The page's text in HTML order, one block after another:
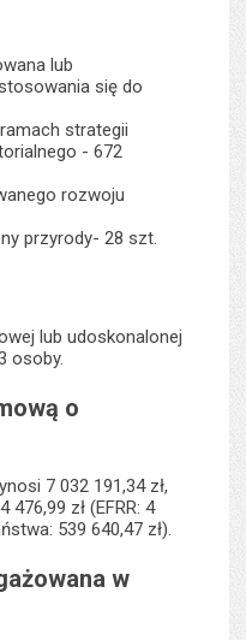
lub
się do
strategii
- 672
rozwoju
przyrody- 28 szt.
lub udoskonalonej
osoby.
o
7 032 191,34 zł,
zł (EFRR: 4
539 640,47 zł).
w